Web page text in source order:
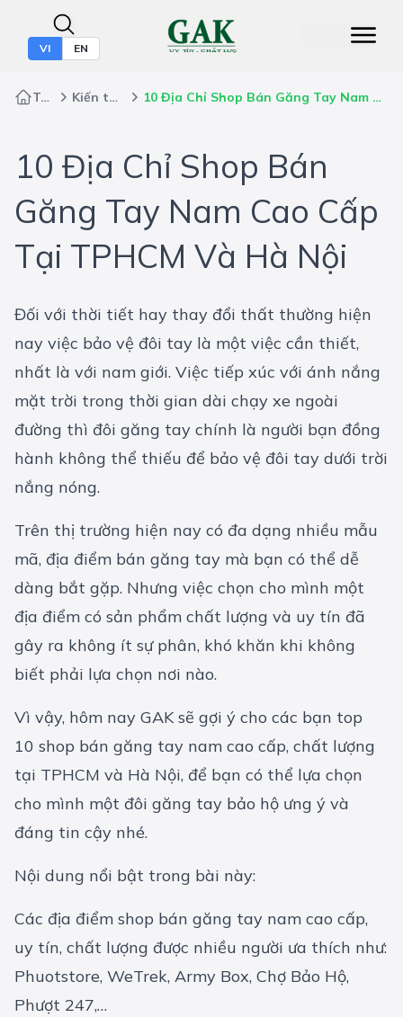
VI EN
Trang chủ Kiến thức bảo hộ 10 Địa Chỉ Shop Bán Găng Tay Nam Cao Cấp Tại TPHCM Và Hà Nội
10 Địa Chỉ Shop Bán
Găng Tay Nam Cao Cấp
Tại TPHCM Và Hà Nội
Đối với thời tiết hay thay đổi thất thường hiện
nay việc bảo vệ đôi tay là một việc cần thiết,
nhất là với nam giới. Việc tiếp xúc với ánh nắng
mặt trời trong thời gian dài chạy xe ngoài
đường thì đôi găng tay chính là người bạn đồng
hành không thể thiếu để bảo vệ đôi tay dưới trời
nắng nóng.
Trên thị trường hiện nay có đa dạng nhiều mẫu
mã, địa điểm bán găng tay mà bạn có thể dễ
dàng bắt gặp. Nhưng việc chọn cho mình một
địa điểm có sản phẩm chất lượng và uy tín đã
gây ra không ít sự phân, khó khăn khi không
biết phải lựa chọn nơi nào.
Vì vậy, hôm nay GAK sẽ gợi ý cho các bạn top
10 shop bán găng tay nam cao cấp, chất lượng
tại TPHCM và Hà Nội, để bạn có thể lựa chọn
cho mình một đôi găng tay bảo hộ ưng ý và
đáng tin cậy nhé.
Nội dung nổi bật trong bài này:
Các địa điểm shop bán găng tay nam cao cấp,
uy tín, chất lượng được nhiều người ưa thích như:
Phuotstore, WeTrek, Army Box, Chợ Bảo Hộ,
Phượt 247,…